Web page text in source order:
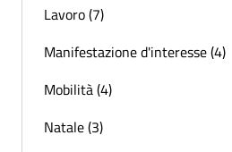
Lavoro (7)
Manifestazione d'interesse (4)
Mobilità (4)
Natale (3)